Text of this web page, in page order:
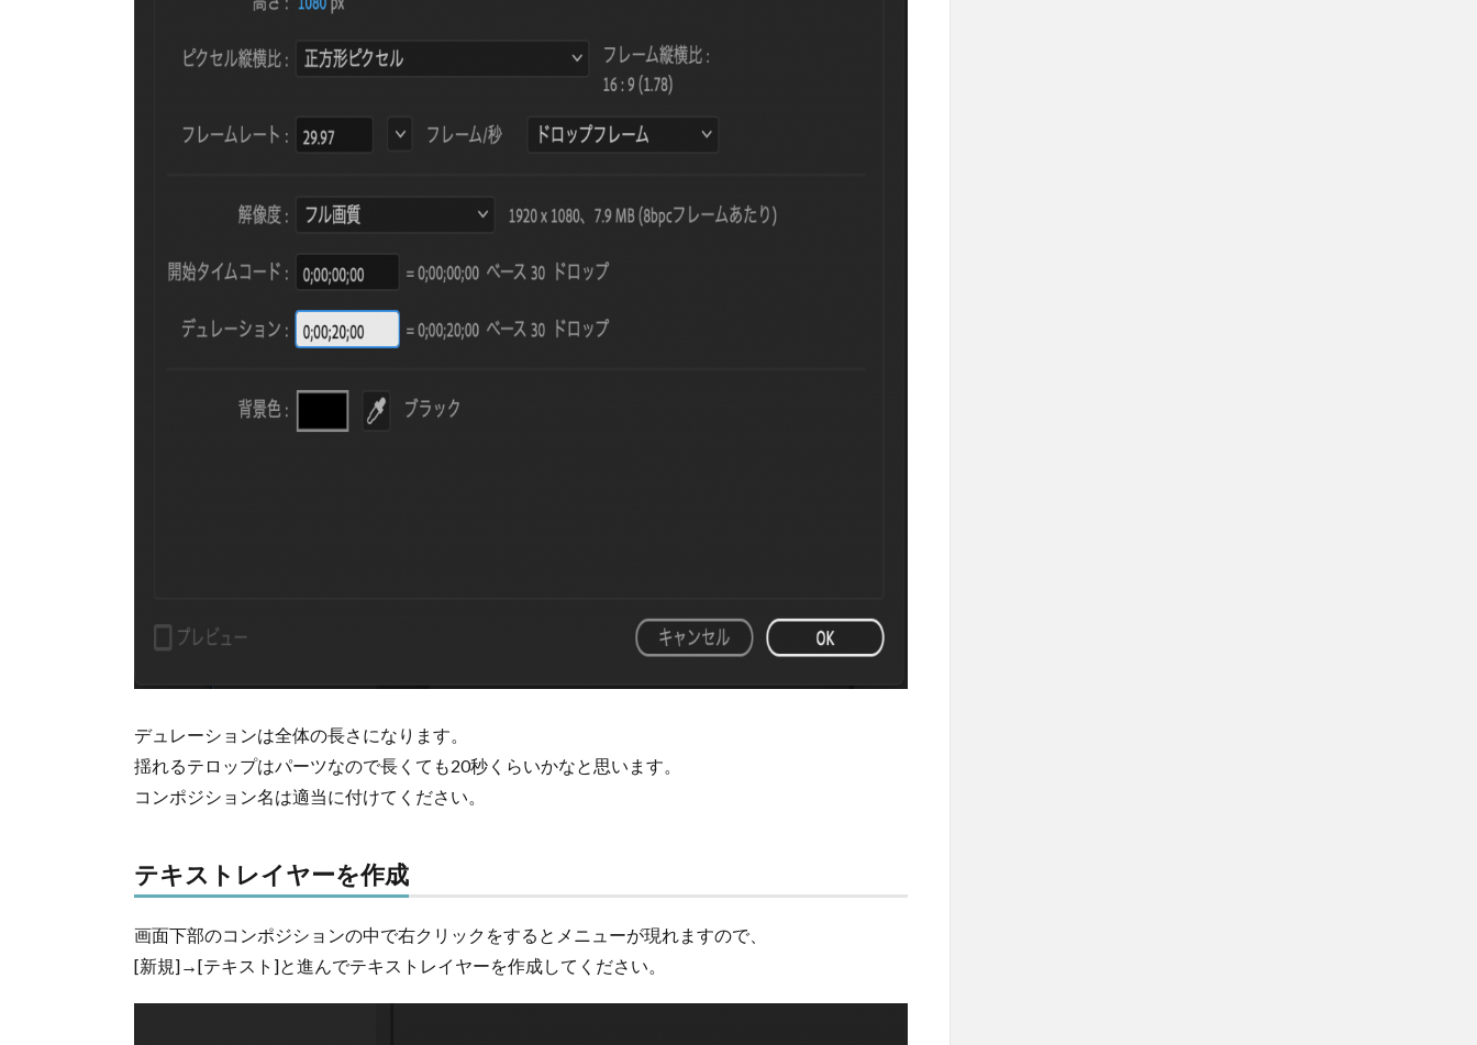
デュレーションは全体の長さになります。
揺れるテロップはパーツなので長くても20秒くらいかなと思います。
コンポジション名は適当に付けてください。
テキストレイヤーを作成
画面下部のコンポジションの中で右クリックをするとメニューが現れますので、
[新規]→[テキスト]と進んでテキストレイヤーを作成してください。